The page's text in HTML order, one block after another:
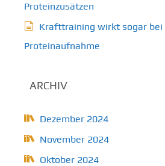
Proteinzusätzen
Krafttraining wirkt sogar bei
Proteinaufnahme
ARCHIV
Dezember 2024
November 2024
Oktober 2024